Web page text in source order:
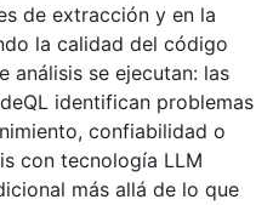
de extracción y en la
la calidad del código
análisis se ejecutan: las
identifican problemas
confiabilidad o
con tecnología LLM
más allá de lo que